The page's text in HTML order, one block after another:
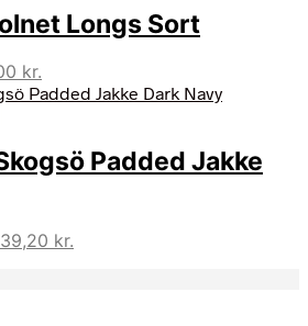
Longs Sort
kr..
kr.
aktuelle
799,00 kr..Padded Jakke
kr.